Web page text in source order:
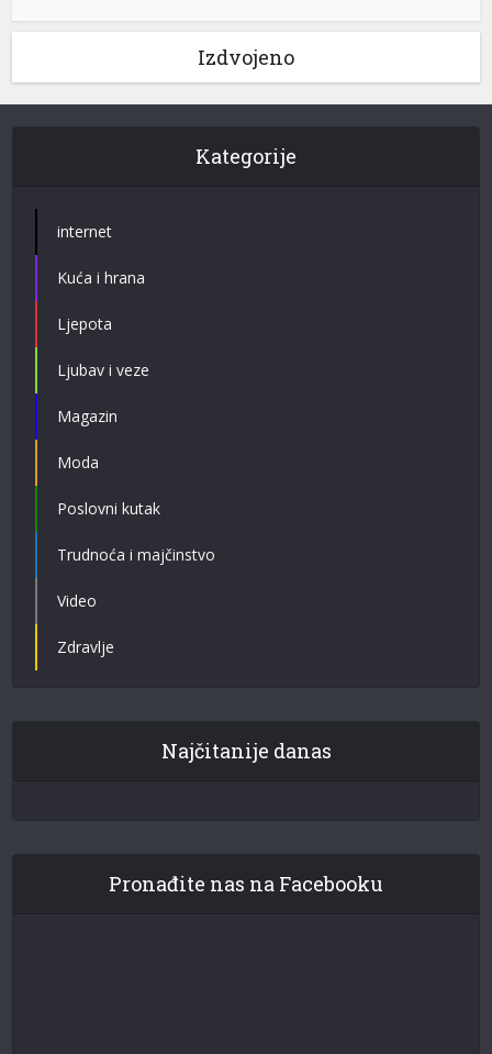
Izdvojeno
Kategorije
internet
Kuća i hrana
Ljepota
Ljubav i veze
Magazin
Moda
Poslovni kutak
Trudnoća i majčinstvo
Video
Zdravlje
Najčitanije danas
Pronađite nas na Facebooku